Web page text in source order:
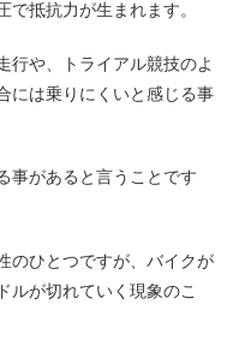
で抵抗力が生まれます。
行や、トライアル競技のよ
には乗りにくいと感じる事
事があると言うことです
のひとつですが、バイクが
ルが切れていく現象のこ